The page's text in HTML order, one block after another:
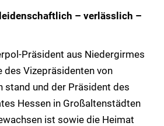
– verlässlich –
Präsident aus Niedergirmes
des Vizepräsidenten von
stand und der Präsident des
Hessen in Großaltenstädten
ist sowie die Heimat